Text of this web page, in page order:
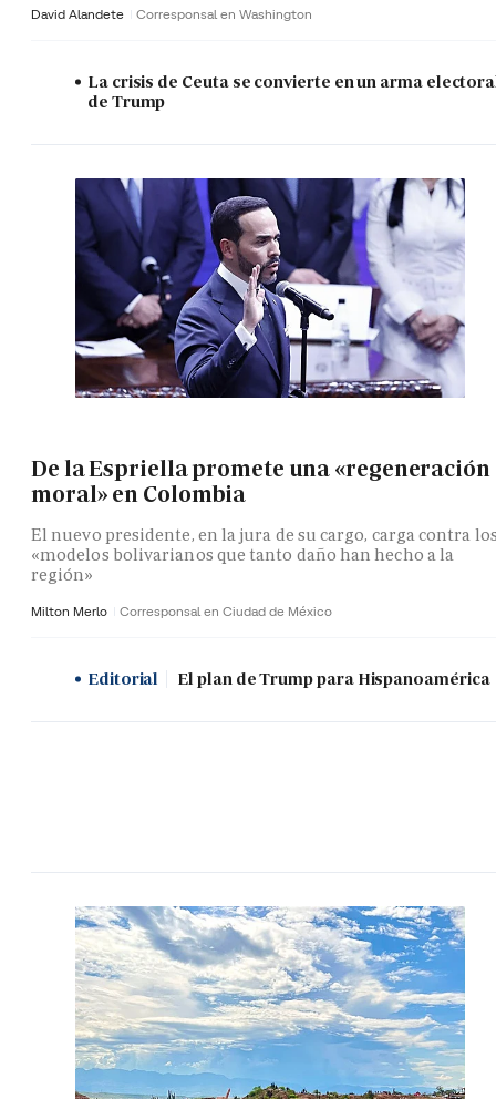
David Alandete Corresponsal en Washington
La crisis de Ceuta se convierte en un arma
de Trump
De la Espriella promete una «regeneración
moral» en Colombia
El nuevo presidente, en la jura de su cargo, carga contra
«modelos bolivarianos que tanto daño han hecho a la
región»
Milton Merlo Corresponsal en Ciudad de México
Editorial El plan de Trump para Hispanoamérica